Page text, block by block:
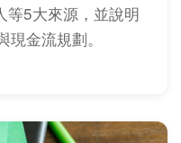
等5大來源，並說明
金流規劃。